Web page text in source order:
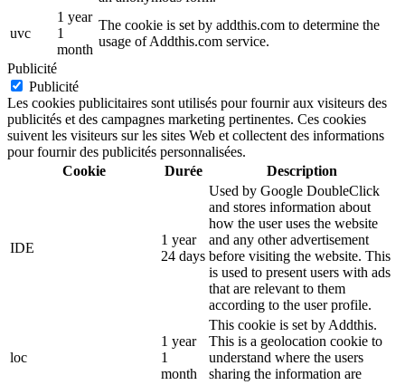
uvc
1 year
1
month
The cookie is set by addthis.com to determine the
usage of Addthis.com service.
Publicité
Publicité
Les cookies publicitaires sont utilisés pour fournir aux visiteurs des
publicités et des campagnes marketing pertinentes. Ces cookies
suivent les visiteurs sur les sites Web et collectent des informations
pour fournir des publicités personnalisées.
Cookie
Durée Description
IDE
1 year
24 days
Used by Google DoubleClick
and stores information about
how the user uses the website
and any other advertisement
before visiting the website. This
is used to present users with ads
that are relevant to them
according to the user profile.
loc
1 year
1
month
This cookie is set by Addthis.
This is a geolocation cookie to
understand where the users
sharing the information are